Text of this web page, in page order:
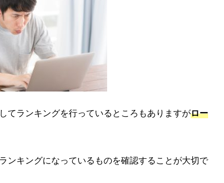
てランキングを行っているところもありますがロー
ンキングになっているものを確認することが大切で